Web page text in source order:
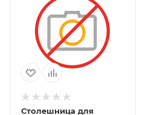
Столешница для